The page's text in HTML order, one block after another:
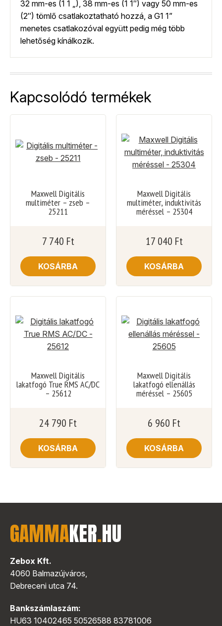
32 mm-es (1 1 „), 38 mm-es (1 1″) vagy 50 mm-es
(2″) tömlő csatlakoztatható hozzá, a G1 1”
menetes csatlakozóval együtt pedig még több
lehetőség kínálkozik.
Kapcsolódó termékek
Maxwell Digitális
multiméter – zseb –
25211
7 740 Ft
KOSÁRBA
Maxwell Digitális
multiméter, induktivitás
méréssel – 25304
17 040 Ft
KOSÁRBA
Maxwell Digitális
lakatfogó True RMS AC/DC
– 25612
24 790 Ft
KOSÁRBA
Maxwell Digitális
lakatfogó ellenállás
méréssel – 25605
6 960 Ft
KOSÁRBA
GAMMAKER.HU
Zebox Kft.
4060 Balmazújváros,
Debreceni utca 74.
Bankszámlaszám:
HU63 10402465 50526588 83781006